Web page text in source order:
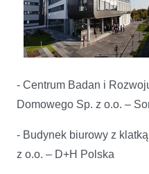
- Centrum Badan i
Domowego Sp. z o.o. –
- Budynek biurowy z
z o.o. – D+H Polska